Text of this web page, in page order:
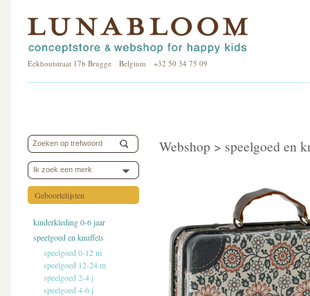
Eekhoutstraat 17b Brugge Belgium +32 50 34 75 09
Ik zoek een merk
Geboortelijsten
kinderkleding 0-6 jaar
speelgoed en knuffels
speelgoed 0-12 m
speelgoed 12-24 m
speelgoed 2-4 j
speelgoed 4-6 j
Webshop > speelgoed en